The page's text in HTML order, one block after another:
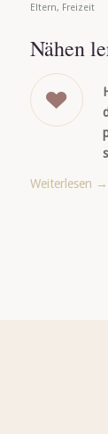
Eltern, Freizeit
Nähen
Weiterlesen →